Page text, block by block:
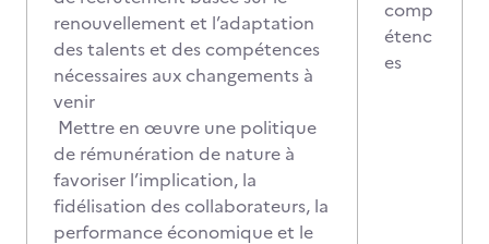
renouvellement et l’adaptation
des talents et des compétences
nécessaires aux changements à
venir
Mettre en œuvre une politique
de rémunération de nature à
favoriser l’implication, la
fidélisation des collaborateurs, la
performance économique et le
comp
étenc
es